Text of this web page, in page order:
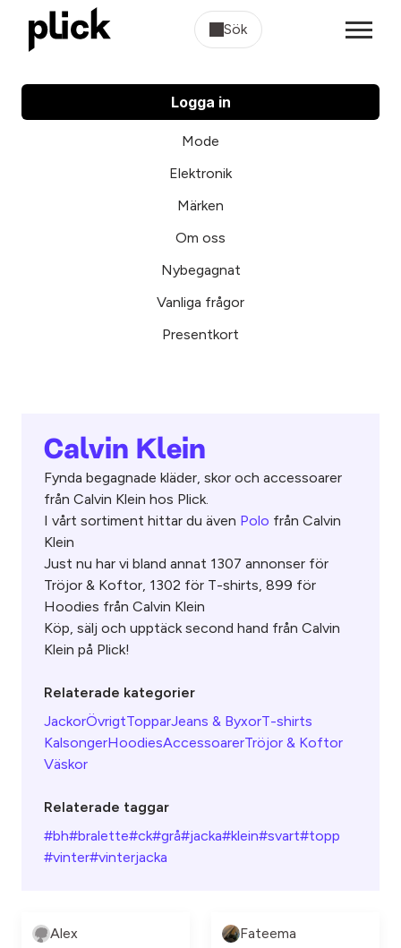
Sök
Logga in
Mode
Elektronik
Märken
Om oss
Nybegagnat
Vanliga frågor
Presentkort
Calvin Klein
Fynda begagnade kläder, skor och accessoarer
från Calvin Klein hos Plick.
I vårt sortiment hittar du även Polo från Calvin
Klein
Just nu har vi bland annat 1307 annonser för
Tröjor & Koftor, 1302 för T-shirts, 899 för
Hoodies från Calvin Klein
Köp, sälj och upptäck second hand från Calvin
Klein på Plick!
Relaterade kategorier
JackorÖvrigtTopparJeans & ByxorT-shirts
KalsongerHoodiesAccessoarerTröjor & Koftor
Väskor
Relaterade taggar
#bh#bralette#ck#grå#jacka#klein#svart#topp
#vinter#vinterjacka
Alex Fateema